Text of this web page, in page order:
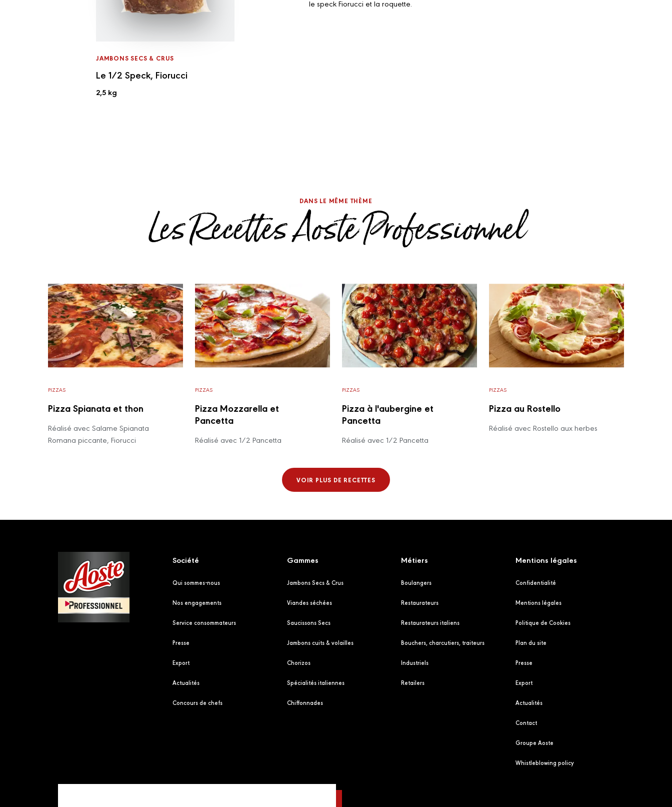
JAMBONS SECS & CRUS
Le 1/2 Speck, Fiorucci
2,5 kg
le speck Fiorucci et la roquette.
DANS LE MÊME THÈME
Les Recettes Aoste Professionnel
PIZZAS
Pizza Spianata et thon
Réalisé avec Salame Spianata
Romana piccante, Fiorucci
PIZZAS
Pizza Mozzarella et
Pancetta
Réalisé avec 1/2 Pancetta
PIZZAS
Pizza à l'aubergine et
Pancetta
Réalisé avec 1/2 Pancetta
PIZZAS
Pizza au Rostello
Réalisé avec Rostello aux herbes
VOIR PLUS DE RECETTES
Société
Qui sommes-nous
Nos engagements
Service consommateurs
Presse
Export
Actualités
Concours de chefs
Gammes
Jambons Secs & Crus
Viandes séchées
Saucissons Secs
Jambons cuits & volailles
Chorizos
Spécialités italiennes
Chiffonnades
Métiers
Boulangers
Restaurateurs
Restaurateurs italiens
Bouchers, charcutiers, traiteurs
Industriels
Retailers
Mentions légales
Confidentialité
Mentions légales
Politique de Cookies
Plan du site
Presse
Export
Actualités
Contact
Groupe Aoste
Whistleblowing policy